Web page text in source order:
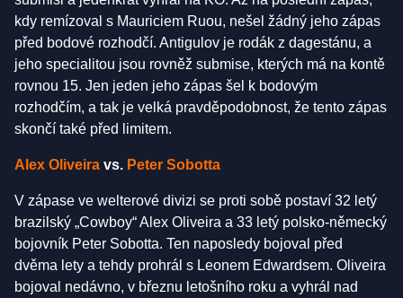
kdy remízoval s Mauriciem Ruou, nešel žádný jeho zápas
před bodové rozhodčí. Antigulov je rodák z dagestánu, a
jeho specialitou jsou rovněž submise, kterých má na kontě
rovnou 15. Jen jeden jeho zápas šel k bodovým
rozhodčím, a tak je velká pravděpodobnost, že tento zápas
skončí také před limitem.
Alex Oliveira vs. Peter Sobotta
V zápase ve welterové divizi se proti sobě postaví 32 letý
brazilský „Cowboy“ Alex Oliveira a 33 letý polsko-německý
bojovník Peter Sobotta. Ten naposledy bojoval před
dvěma lety a tehdy prohrál s Leonem Edwardsem. Oliveira
bojoval nedávno, v březnu letošního roku a vyhrál nad